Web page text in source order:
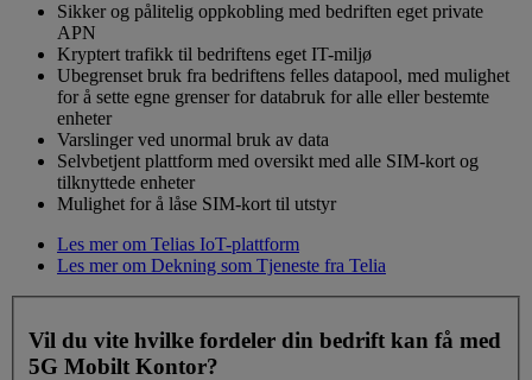
Sikker og pålitelig oppkobling med bedriften eget private
APN
Kryptert trafikk til bedriftens eget IT-miljø
Ubegrenset bruk fra bedriftens felles datapool, med mulighet
for å sette egne grenser for databruk for alle eller bestemte
enheter
Varslinger ved unormal bruk av data
Selvbetjent plattform med oversikt med alle SIM-kort og
tilknyttede enheter
Mulighet for å låse SIM-kort til utstyr
Les mer om Telias IoT-plattform
Les mer om Dekning som Tjeneste fra Telia
Vil du vite hvilke fordeler din bedrift kan få med
5G Mobilt Kontor?